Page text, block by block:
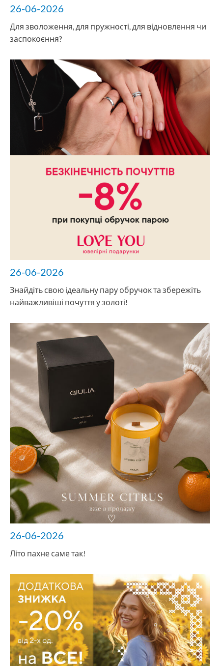
26-06-2026
Для зволоження, для пружності, для відновлення чи
заспокоєння?
26-06-2026
Знайдіть свою ідеальну пару обручок та збережіть
найважливіші почуття у золоті!
26-06-2026
Літо пахне саме так!